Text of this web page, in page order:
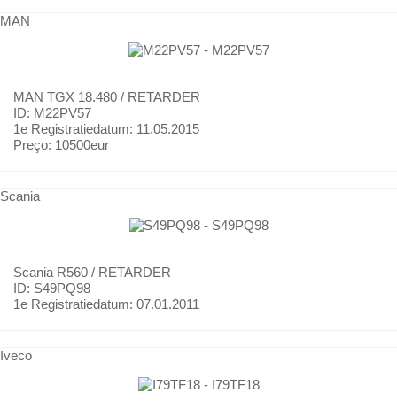
MAN
MAN TGX 18.480 / RETARDER
ID: M22PV57
1e Registratiedatum: 11.05.2015
Preço: 10500eur
Scania
Scania R560 / RETARDER
ID: S49PQ98
1e Registratiedatum: 07.01.2011
Iveco